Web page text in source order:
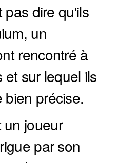
pas dire qu'ils
un
rencontré à
et sur lequel ils
précise.
un joueur
par son